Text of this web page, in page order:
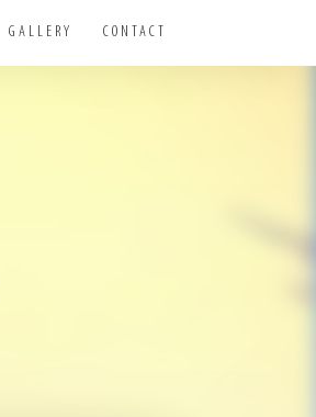
GALLERY CONTACT